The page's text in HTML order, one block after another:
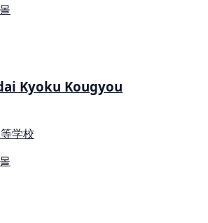
Kyoku Kougyou
学校